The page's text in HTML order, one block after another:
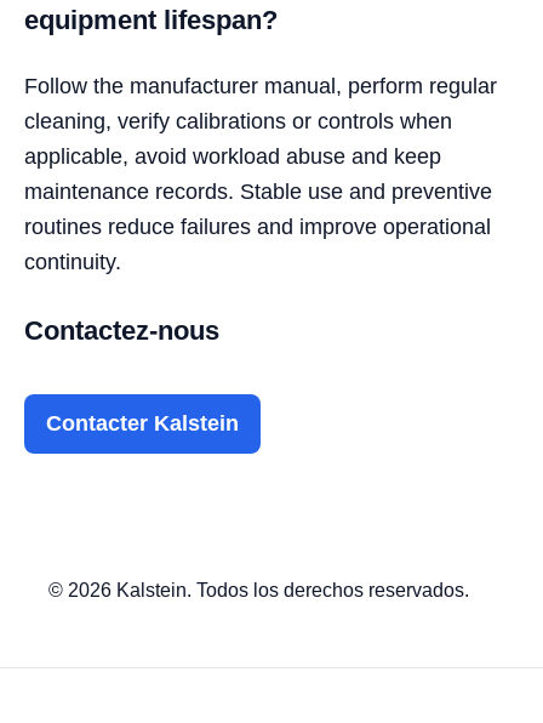
equipment lifespan?
Follow the manufacturer manual, perform regular
cleaning, verify calibrations or controls when
applicable, avoid workload abuse and keep
maintenance records. Stable use and preventive
routines reduce failures and improve operational
continuity.
Contactez-nous
Contacter Kalstein
© 2026 Kalstein. Todos los derechos reservados.